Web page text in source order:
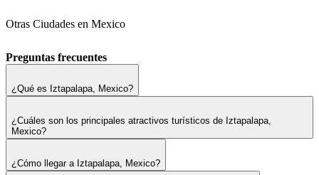
Otras Ciudades en Mexico
Preguntas frecuentes
¿Qué es Iztapalapa, Mexico?
¿Cuáles son los principales atractivos turísticos de Iztapalapa,
Mexico?
¿Cómo llegar a Iztapalapa, Mexico?